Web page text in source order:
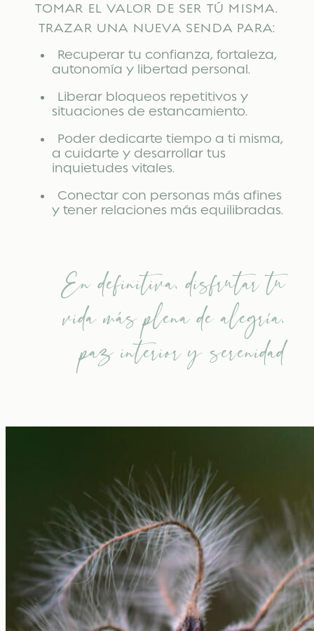
TOMAR EL VALOR DE SER TÚ MISMA.
TRAZAR UNA NUEVA SENDA PARA:
Recuperar tu confianza, fortaleza,
autonomía y libertad personal.
Liberar bloqueos repetitivos y
situaciones de estancamiento.
Poder dedicarte tiempo a ti misma,
a cuidarte y desarrollar tus
inquietudes vitales.
Conectar con personas más afines
y tener relaciones más equilibradas.
En definitiva, disfrutar tu
vida más plena de alegría,
paz interior y serenidad